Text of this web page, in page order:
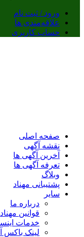
ورود / ثبت نام
علاقه‌مندی ها
حساب کاربری
صفحه اصلی
نقشه آگهی
آخرین آگهی ها
تعرفه آگهی ها
وبلاگ
پشتیبانی مهناد
سایر
درباره ما
قوانین مهناد
خدمات
لینک باکس